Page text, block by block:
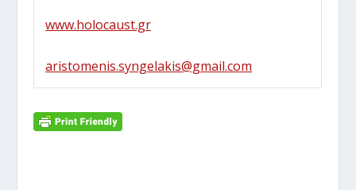
www.holocaust.gr
aristomenis.syngelakis@gmail.com